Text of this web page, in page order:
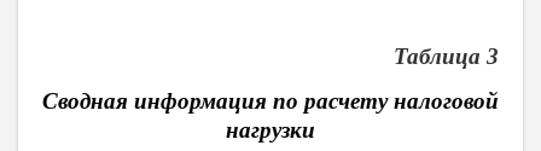
Таблица 3
Сводная информация по расчету налоговой
нагрузки